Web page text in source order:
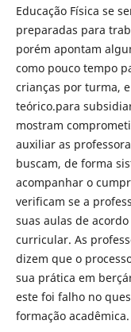
Educação Física se
preparadas para
porém apontam
como pouco tempo
crianças por turma,
teórico.para
mostram
auxiliar as
buscam, de forma
acompanhar o
verificam se a
suas aulas de
curricular. As
dizem que o
sua prática em
este foi falho no
formação acadêmica.